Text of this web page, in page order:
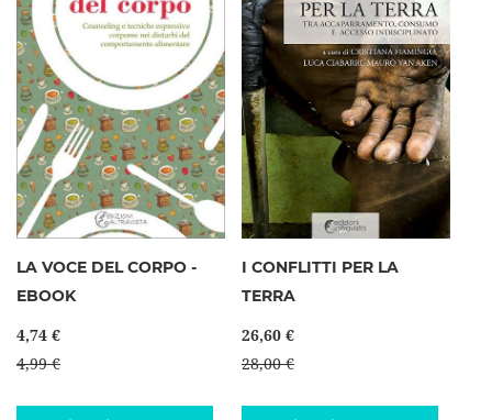
LA VOCE DEL CORPO -
EBOOK
4,74 €
4,99 €
I CONFLITTI PER LA
TERRA
26,60 €
28,00 €